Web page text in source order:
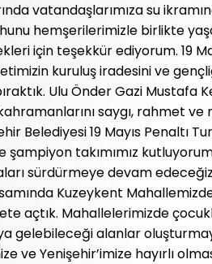
vatandaşlarımıza su
hemşerilerimizle birlikte
için teşekkür ediyorum. 19
kuruluş iradesini ve
Ulu Önder Gazi Mustafa
saygı, rahmet
Belediyesi 19 Mayıs Penaltı
şampiyon takımımız
sürdürmeye devam
Kuzeykent
açtık. Mahallelerimizde
gelebileceği alanlar
ve Yenişehir’imize hayırlı